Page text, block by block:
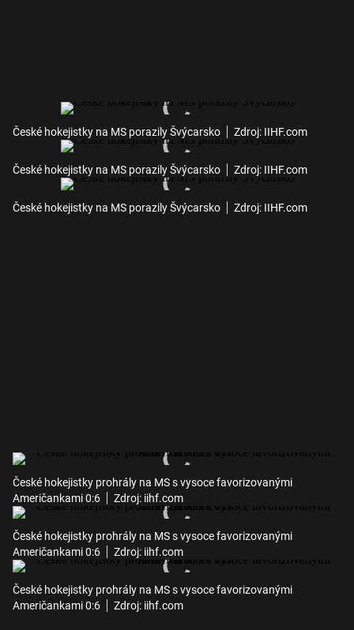
České hokejistky na MS porazily Švýcarsko Zdroj: IIHF.com
České hokejistky na MS porazily Švýcarsko Zdroj: IIHF.com
České hokejistky na MS porazily Švýcarsko Zdroj: IIHF.com
České hokejistky prohrály na MS s vysoce favorizovanými
Američankami 0:6
Zdroj: iihf.com
České hokejistky prohrály na MS s vysoce favorizovanými
Američankami 0:6
Zdroj: iihf.com
České hokejistky prohrály na MS s vysoce favorizovanými
Američankami 0:6
Zdroj: iihf.com